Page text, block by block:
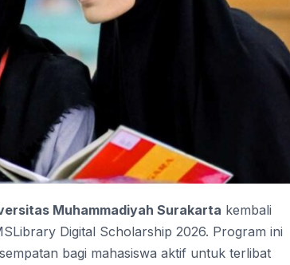
Muhammadiyah Surakarta kembali
Digital Scholarship 2026. Program ini
bagi mahasiswa aktif untuk terlibat